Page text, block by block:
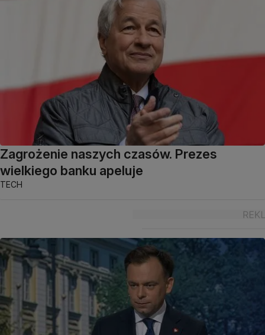
Zagrożenie naszych czasów. Prezes
wielkiego banku apeluje
TECH